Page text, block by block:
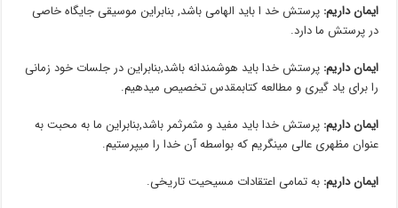
ایمان داریم: پرستش خد ا باید الهامی باشد, بنابراین موسیقی جایگاه خاصی
در پرستش ما دارد.
ایمان داریم: پرستش خدا باید هوشمندانه باشد,بنابراین در جلسات خود زمانی
را برای یاد گیری و مطالعه کتابمقدس تخصیص میدهیم.
ایمان داریم: پرستش خدا باید مفید و مثمرثمر باشد,بنابراین ما به محبت به
عنوان مظهری عالی مینگریم که بواسطه آن خدا را میپرستیم.
ایمان داریم: به تمامی اعتقادات مسیحیت تاریخی.